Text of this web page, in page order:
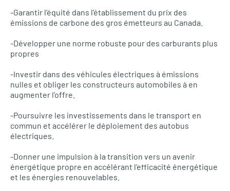
-Garantir l’équité dans l’établissement du prix des
émissions de carbone des gros émetteurs au Canada.
-Développer une norme robuste pour des carburants plus
propres
-Investir dans des véhicules électriques à émissions
nulles et obliger les constructeurs automobiles à en
augmenter l’offre.
-Poursuivre les investissements dans le transport en
commun et accélérer le déploiement des autobus
électriques.
-Donner une impulsion à la transition vers un avenir
énergétique propre en accélérant l’efficacité énergétique
et les énergies renouvelables.